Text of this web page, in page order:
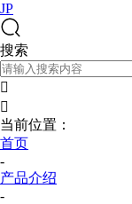
JP
搜索


当前位置：
首页
-
产品介绍
-